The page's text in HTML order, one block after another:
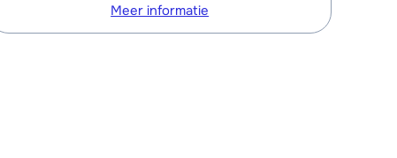
Meer informatie